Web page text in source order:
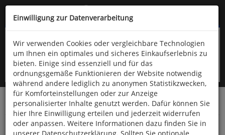
Kompletten Head der Seite überspringen
oder (06766) 9323-960
Startseite Bücher Literatur Belletristik
Wir treffen uns am Nachmittag
Einwilligung zur Datenverarbeitung
Wir verwenden Cookies oder vergleichbare Technologien
um Ihnen ein optimales und sicheres Einkaufserlebnis zu
bieten. Einige sind essenziell und für das
ordnungsgemäße Funktionieren der Website notwendig
während andere lediglich zu anonymen Statistikzwecken,
für Komforteinstellungen oder zur Anzeige
personalisierter Inhalte genutzt werden. Dafür können Sie
hier Ihre Einwilligung erteilen und jederzeit widerrufen
oder anpassen. Weitere Informationen dazu finden Sie in